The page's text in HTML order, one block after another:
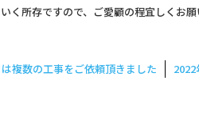
く所存ですので、ご愛顧の程宜しくお願
複数の工事をご依頼頂きました